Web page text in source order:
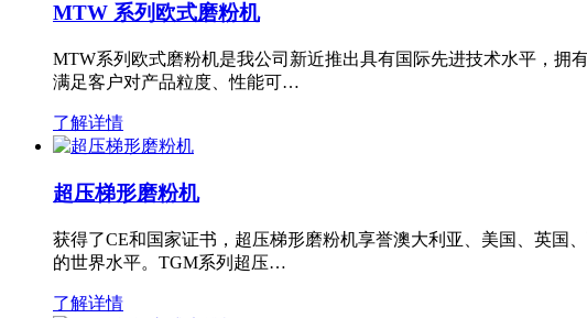
MTW 系列欧式磨粉机
MTW系列欧式磨粉机是我公司新近推出具有国际先进技术水平，
满足客户对产品粒度、性能可…
了解详情
超压梯形磨粉机
获得了CE和国家证书，超压梯形磨粉机享誉澳大利亚、美国、英国
的世界水平。TGM系列超压…
了解详情